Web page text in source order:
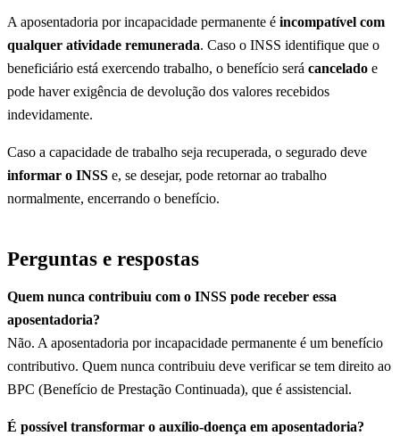
A aposentadoria por incapacidade permanente é incompatível com
qualquer atividade remunerada. Caso o INSS identifique que o
beneficiário está exercendo trabalho, o benefício será cancelado e
pode haver exigência de devolução dos valores recebidos
indevidamente.
Caso a capacidade de trabalho seja recuperada, o segurado deve
informar o INSS e, se desejar, pode retornar ao trabalho
normalmente, encerrando o benefício.
Perguntas e respostas
Quem nunca contribuiu com o INSS pode receber essa
aposentadoria?
Não. A aposentadoria por incapacidade permanente é um benefício
contributivo. Quem nunca contribuiu deve verificar se tem direito ao
BPC (Benefício de Prestação Continuada), que é assistencial.
É possível transformar o auxílio-doença em aposentadoria?